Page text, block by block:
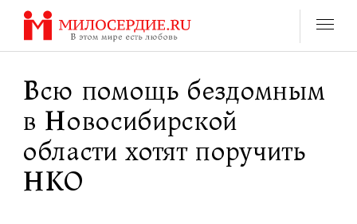
Перейти
содержанию
Всю помощь бездомным
в Новосибирской
области хотят поручить
НКО